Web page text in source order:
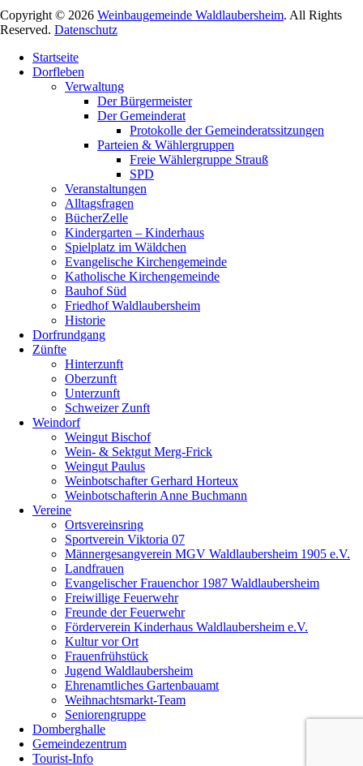
Copyright © 2026 Weinbaugemeinde Waldlaubersheim. All Rights
Reserved. Datenschutz
oben
scrollen
Startseite
Dorfleben
Verwaltung
Der Bürgermeister
Der Gemeinderat
Protokolle der Gemeinderatssitzungen
Parteien & Wählergruppen
Freie Wählergruppe Strauß
SPD
Veranstaltungen
Alltagsfragen
BücherZelle
Kindergarten – Kinderhaus
Spielplatz im Wäldchen
Evangelische Kirchengemeinde
Katholische Kirchengemeinde
Bauhof Süd
Friedhof Waldlaubersheim
Historie
Dorfrundgang
Zünfte
Hinterzunft
Oberzunft
Unterzunft
Schweizer Zunft
Weindorf
Weingut Bischof
Wein- & Sektgut Merg-Frick
Weingut Paulus
Weinbotschafter Gerhard Horteux
Weinbotschafterin Anne Buchmann
Vereine
Ortsvereinsring
Sportverein Viktoria 07
Männergesangverein MGV Waldlaubersheim 1905 e.V.
Landfrauen
Evangelischer Frauenchor 1987 Waldlaubersheim
Freiwillige Feuerwehr
Freunde der Feuerwehr
Förderverein Kinderhaus Waldlaubersheim e.V.
Kultur vor Ort
Frauenfrühstück
Jugend Waldlaubersheim
Ehrenamtliches Gartenbauamt
Weihnachtsmarkt-Team
Seniorengruppe
Domberghalle
Gemeindezentrum
Tourist-Info